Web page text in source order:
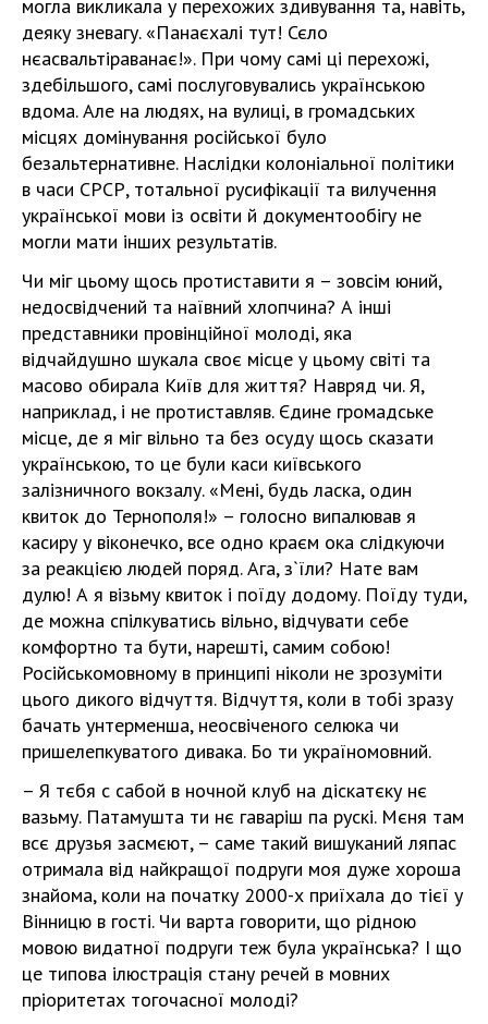
могла викликала у перехожих здивування та, навіть,
деяку зневагу. «Панаєхалі тут! Сєло
нєасвальтіраванає!». При чому самі ці перехожі,
здебільшого, самі послуговувались українською
вдома. Але на людях, на вулиці, в громадських
місцях домінування російської було
безальтернативне. Наслідки колоніальної політики
в часи СРСР, тотальної русифікації та вилучення
української мови із освіти й документообігу не
могли мати інших результатів.
Чи міг цьому щось протиставити я – зовсім юний,
недосвідчений та наївний хлопчина? А інші
представники провінційної молоді, яка
відчайдушно шукала своє місце у цьому світі та
масово обирала Київ для життя? Навряд чи. Я,
наприклад, і не протиставляв. Єдине громадське
місце, де я міг вільно та без осуду щось сказати
українською, то це були каси київського
залізничного вокзалу. «Мені, будь ласка, один
квиток до Тернополя!» – голосно випалював я
касиру у віконечко, все одно краєм ока слідкуючи
за реакцією людей поряд. Ага, з`їли? Нате вам
дулю! А я візьму квиток і поїду додому. Поїду туди,
де можна спілкуватись вільно, відчувати себе
комфортно та бути, нарешті, самим собою!
Російськомовному в принципі ніколи не зрозуміти
цього дикого відчуття. Відчуття, коли в тобі зразу
бачать унтерменша, неосвіченого селюка чи
пришелепкуватого дивака. Бо ти україномовний.
– Я тєбя с сабой в ночной клуб на діскатєку нє
вазьму. Патамушта ти нє гаваріш па рускі. Мєня там
всє друзья засмєют, – саме такий вишуканий ляпас
отримала від найкращої подруги моя дуже хороша
знайома, коли на початку 2000-х приїхала до тієї у
Вінницю в гості. Чи варта говорити, що рідною
мовою видатної подруги теж була українська? І що
це типова ілюстрація стану речей в мовних
пріоритетах тогочасної молоді?